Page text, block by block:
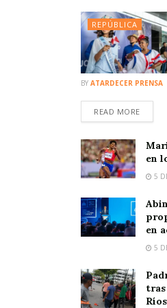
REPÚBLICA
BY ATARDECER PRENSA
READ MORE
en
5
en
5
Ríos